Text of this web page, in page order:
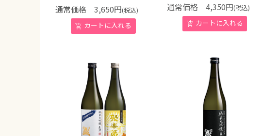
通常価格 3,650円(税込) 通常価格4,350円(税込)